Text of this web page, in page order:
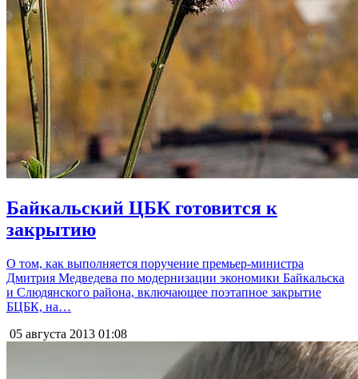
Байкальский ЦБК готовится к
закрытию
О том, как выполняется поручение премьер-министра
Дмитрия Медведева по модернизации экономики Байкальска
и Слюдянского района, включающее поэтапное закрытие
БЦБК, на…
05 августа 2013 01:08